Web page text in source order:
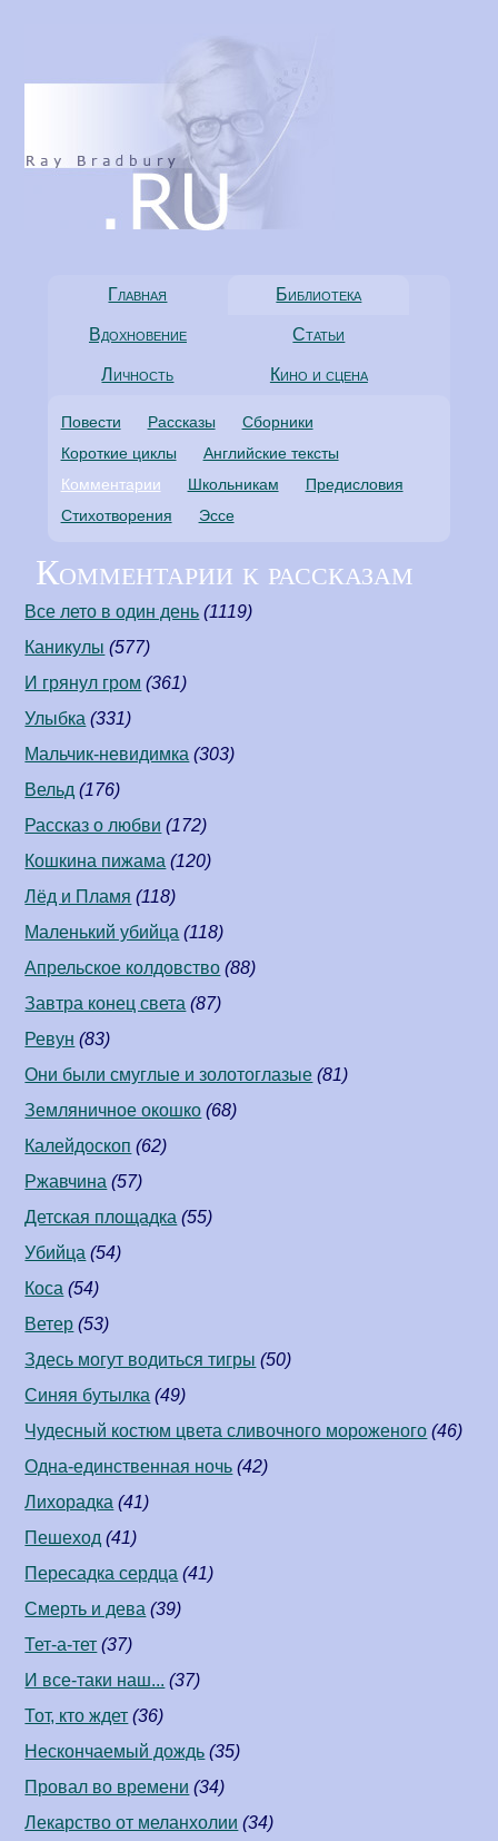
Главная Библиотека
Вдохновение Статьи
Личность Кино и сцена
Повести Рассказы
Сборники
Короткие циклы
Английские тексты
Комментарии
Школьникам
Предисловия
Стихотворения
Эссе
Комментарии к рассказам
Все лето в один день (1119)
Каникулы (577)
И грянул гром (361)
Улыбка (331)
Мальчик-невидимка (303)
Вельд (176)
Рассказ о любви (172)
Кошкина пижама (120)
Лёд и Пламя (118)
Маленький убийца (118)
Апрельское колдовство (88)
Завтра конец света (87)
Ревун (83)
Они были смуглые и золотоглазые (81)
Земляничное окошко (68)
Калейдоскоп (62)
Ржавчина (57)
Детская площадка (55)
Убийца (54)
Коса (54)
Ветер (53)
Здесь могут водиться тигры (50)
Синяя бутылка (49)
Чудесный костюм цвета сливочного мороженого (46)
Одна-единственная ночь (42)
Лихорадка (41)
Пешеход (41)
Пересадка сердца (41)
Смерть и дева (39)
Тет-а-тет (37)
И все-таки наш... (37)
Тот, кто ждет (36)
Нескончаемый дождь (35)
Провал во времени (34)
Лекарство от меланхолии (34)